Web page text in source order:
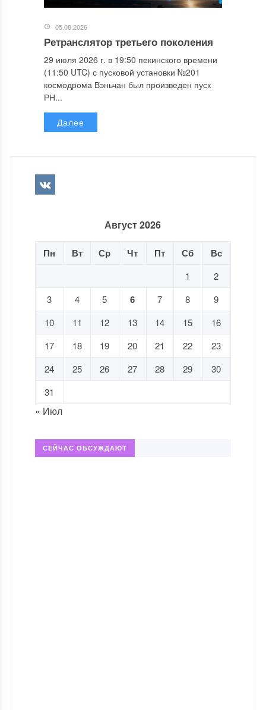
05.08.2026
Ретранслятор третьего поколения
29 июля 2026 г. в 19:50 пекинского времени
(11:50 UTC) с пусковой установки №201
космодрома Вэньчан был произведен пуск
РН...
Далее
Август 2026
Пн Вт Ср Чт Пт Сб Вс
1
2
3
4 5 6 7 8
9
10
11 12 13 14 15
16
17
18 19 20 21 22
23
24
25 26 27 28 29
30
31
« Июл
СЕЙЧАС ОБСУЖДАЮТ